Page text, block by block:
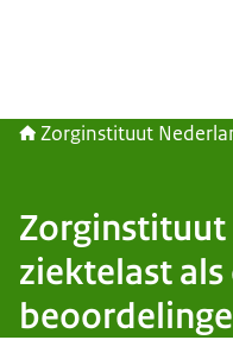
Zorginstituut
ziektelast